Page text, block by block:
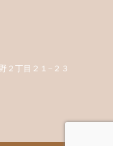
２丁目２１−２３